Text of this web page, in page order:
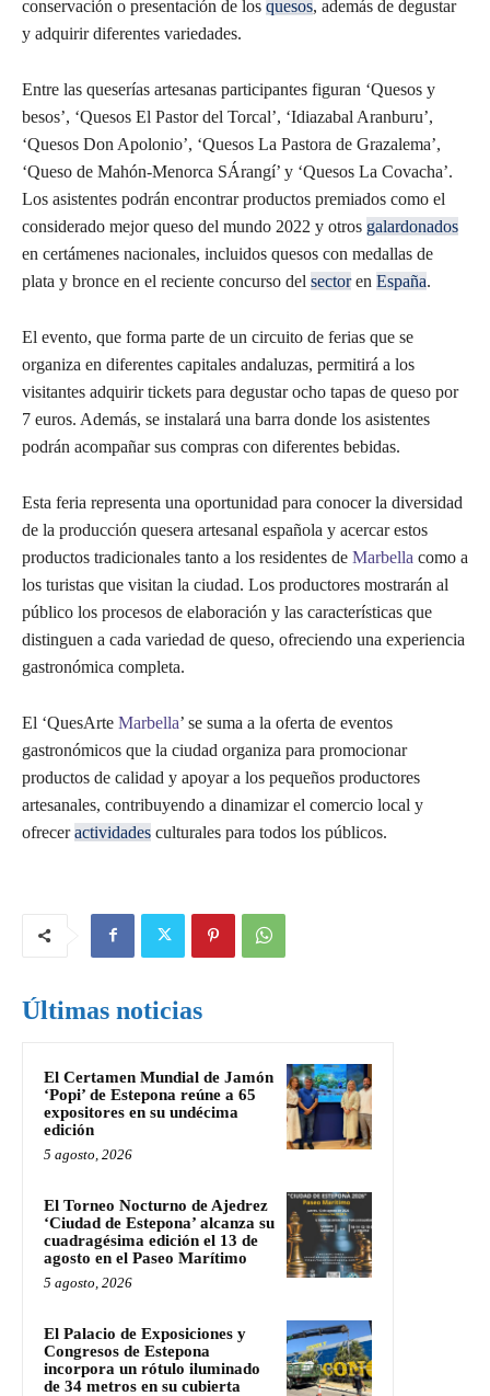
conservación o presentación de los quesos, además de degustar
y adquirir diferentes variedades.
Entre las queserías artesanas participantes figuran ‘Quesos y
besos’, ‘Quesos El Pastor del Torcal’, ‘Idiazabal Aranburu’,
‘Quesos Don Apolonio’, ‘Quesos La Pastora de Grazalema’,
‘Queso de Mahón-Menorca SÁrangí’ y ‘Quesos La Covacha’.
Los asistentes podrán encontrar productos premiados como el
considerado mejor queso del mundo 2022 y otros galardonados
en certámenes nacionales, incluidos quesos con medallas de
plata y bronce en el reciente concurso del sectoren España.
El evento, que forma parte de un circuito de ferias que se
organiza en diferentes capitales andaluzas, permitirá a los
visitantes adquirir tickets para degustar ocho tapas de queso por
7 euros. Además, se instalará una barra donde los asistentes
podrán acompañar sus compras con diferentes bebidas.
Esta feria representa una oportunidad para conocer la diversidad
de la producción quesera artesanal española y acercar estos
productos tradicionales tanto a los residentes de Marbella como a
los turistas que visitan la ciudad. Los productores mostrarán al
público los procesos de elaboración y las características que
distinguen a cada variedad de queso, ofreciendo una experiencia
gastronómica completa.
El ‘QuesArte Marbella’ se suma a la oferta de eventos
gastronómicos que la ciudad organiza para promocionar
productos de calidad y apoyar a los pequeños productores
artesanales, contribuyendo a dinamizar el comercio local y
ofreceractividades culturales para todos los públicos.
Últimas noticias
El Certamen Mundial de Jamón
‘Popi’ de Estepona reúne a 65
expositores en su undécima
edición
5 agosto, 2026
El Torneo Nocturno de Ajedrez
‘Ciudad de Estepona’ alcanza su
cuadragésima edición el 13 de
agosto en el Paseo Marítimo
5 agosto, 2026
El Palacio de Exposiciones y
Congresos de Estepona
incorpora un rótulo iluminado
de 34 metros en su cubierta